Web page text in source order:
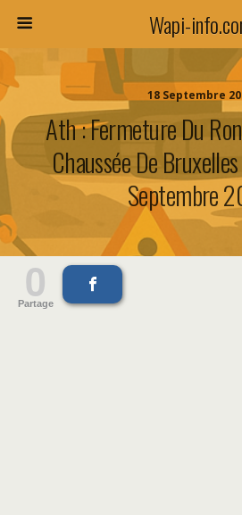
Wapi-
18 Septembre
Ath : Fermeture Du
Chaussée De
Septembre
0
Partage